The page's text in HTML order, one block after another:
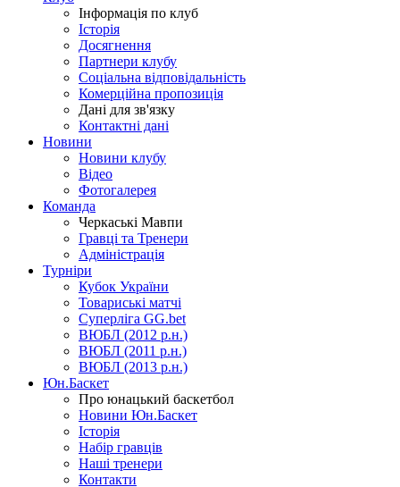
Інформація по клуб
Історія
Досягнення
Партнери клубу
Соціальна відповідальність
Комерційна пропозиція
Дані для зв'язку
Контактні дані
Новини
Новини клубу
Відео
Фотогалерея
Команда
Черкаські Мавпи
Гравці та Тренери
Адміністрація
Турніри
Кубок України
Товариські матчі
Суперліга GG.bet
ВЮБЛ (2012 р.н.)
ВЮБЛ (2011 р.н.)
ВЮБЛ (2013 р.н.)
Юн.Баскет
Про юнацький баскетбол
Новини Юн.Баскет
Історія
Набір гравців
Наші тренери
Контакти